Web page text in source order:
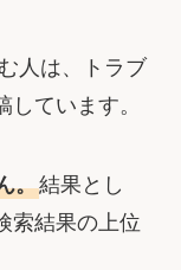
人は、トラブ
ています。
。結果とし
索結果の上位